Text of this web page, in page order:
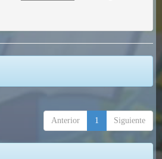
Anterior 1 Siguiente